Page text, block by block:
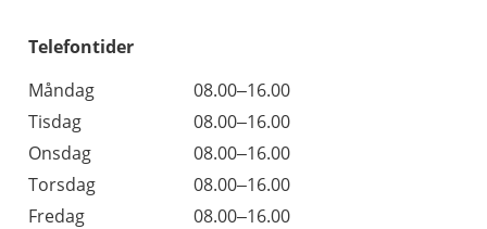
Telefontider
Måndag
08.00–16.00
Tisdag
08.00–16.00
Onsdag
08.00–16.00
Torsdag
08.00–16.00
Fredag
08.00–16.00